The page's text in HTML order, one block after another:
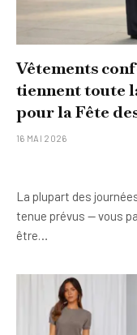
Vêtements
tiennent toute
pour la Fête
16 MAI 2026
La plupart des
tenue prévus — vous
être…